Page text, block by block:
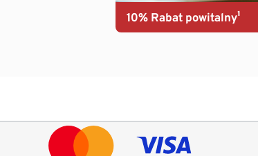
10% Rabat powitalny¹